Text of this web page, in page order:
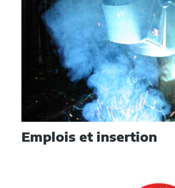
Emplois et insertion